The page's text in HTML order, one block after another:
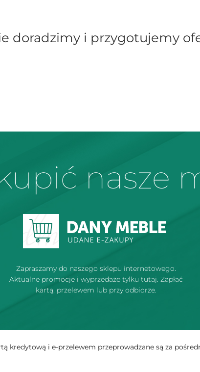
doradzimy i przygotujemy
nasze
Zapraszamy do naszego sklepu internetowego.
Aktualne promocje i wyprzedaże tylku tutaj. Zapłać
kartą, przelewem lub przy odbiorze.
kredytową i e-przelewem przeprowadzane są za